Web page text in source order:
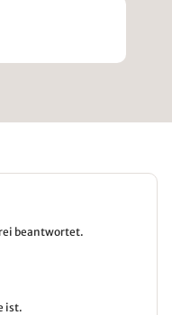
beantwortet.
ist.